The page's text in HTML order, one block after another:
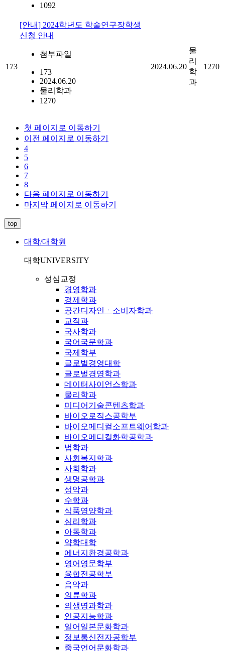
1092
173
[안내] 2024학년도 학술연구장학생
신청 안내
첨부파일
173
2024.06.20
물리학과
1270
2024.06.20
물
리
학
과
1270
첫 페이지로 이동하기
이전 페이지로 이동하기
4
5
6
7
8
다음 페이지로 이동하기
마지막 페이지로 이동하기
top
대학/대학원
대학UNIVERSITY
성심교정
경영학과
경제학과
공간디자인ㆍ소비자학과
교직과
국사학과
국어국문학과
국제학부
글로벌경영대학
글로벌경영학과
데이터사이언스학과
물리학과
미디어기술콘텐츠학과
바이오로직스공학부
바이오메디컬소프트웨어학과
바이오메디컬화학공학과
법학과
사회복지학과
사회학과
생명공학과
성악과
수학과
식품영양학과
심리학과
아동학과
약학대학
에너지환경공학과
영어영문학부
융합전공학부
음악과
의류학과
의생명과학과
인공지능학과
일어일본문화학과
정보통신전자공학부
중국언어문화학과